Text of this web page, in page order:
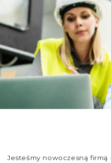
Jesteśmy nowoczesną firmą